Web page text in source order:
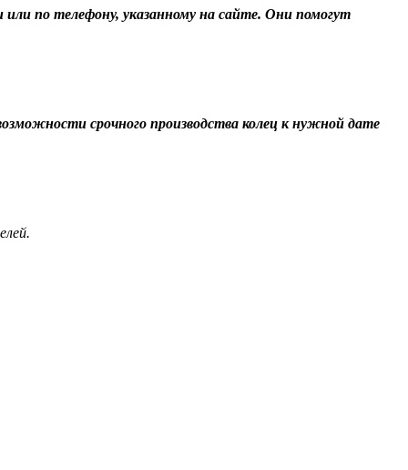
или по телефону, указанному на сайте. Они помогут
срочного производства колец к нужной дате